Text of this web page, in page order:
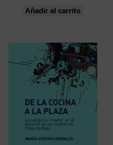
Añadir al carrito